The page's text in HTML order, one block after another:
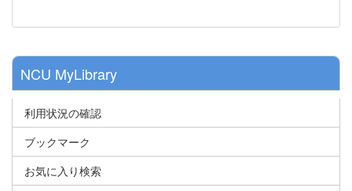
NCU MyLibrary
利用状況の確認
ブックマーク
お気に入り検索